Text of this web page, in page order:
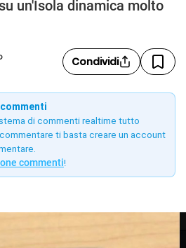
un'Isola dinamica molto
Condividi
di commenti realtime tutto
ti basta creare un account
commenti!